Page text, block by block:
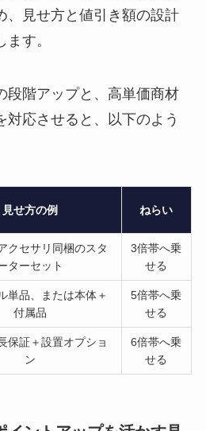
、見せ方と値引き額の設計
す。
段階アップと、高単価商材
対応させると、以下のよう
見せ方の例 ねらい
クセサリ同梱のスタ
ターセット
3倍帯へ乗
せる
単品、または本体＋
付属品
5倍帯へ乗
せる
保証＋設置オプショ
ン
6倍帯へ乗
せる